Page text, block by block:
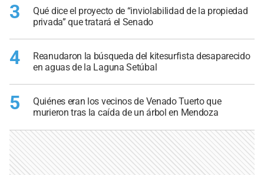
3
Qué dice el proyecto de “inviolabilidad de la propiedad
privada” que tratará el Senado
4
Reanudaron la búsqueda del kitesurfista desaparecido
en aguas de la Laguna Setúbal
5
Quiénes eran los vecinos de Venado Tuerto que
murieron tras la caída de un árbol en Mendoza